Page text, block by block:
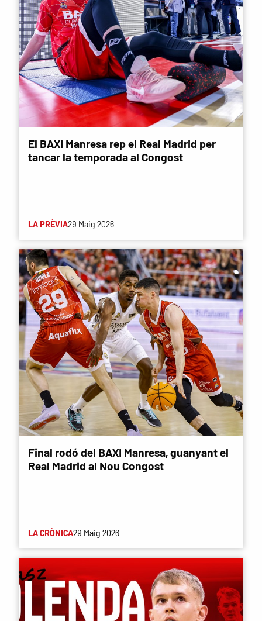
El BAXI Manresa rep el Real Madrid per
tancar la temporada al Congost
LA PRÈVIA29 Maig 2026
Final rodó del BAXI Manresa, guanyant el
Real Madrid al Nou Congost
LA CRÒNICA29 Maig 2026